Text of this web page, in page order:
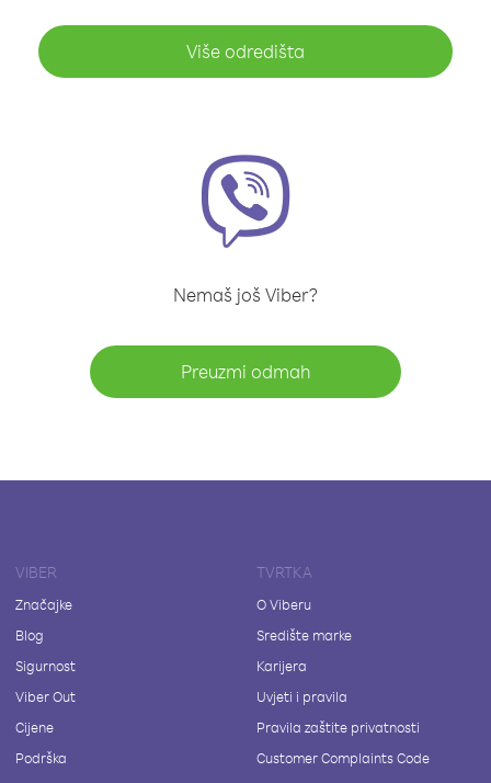
Više odredišta
Nemaš još Viber?
Preuzmi odmah
VIBER
Značajke
Blog
Sigurnost
Viber Out
Cijene
Podrška
TVRTKA
O Viberu
Središte marke
Karijera
Uvjeti i pravila
Pravila zaštite privatnosti
Customer Complaints Code